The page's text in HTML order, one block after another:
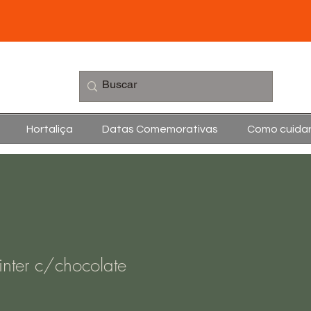
Hortaliça Datas Comemorativas Como cuidar
c/chocolate